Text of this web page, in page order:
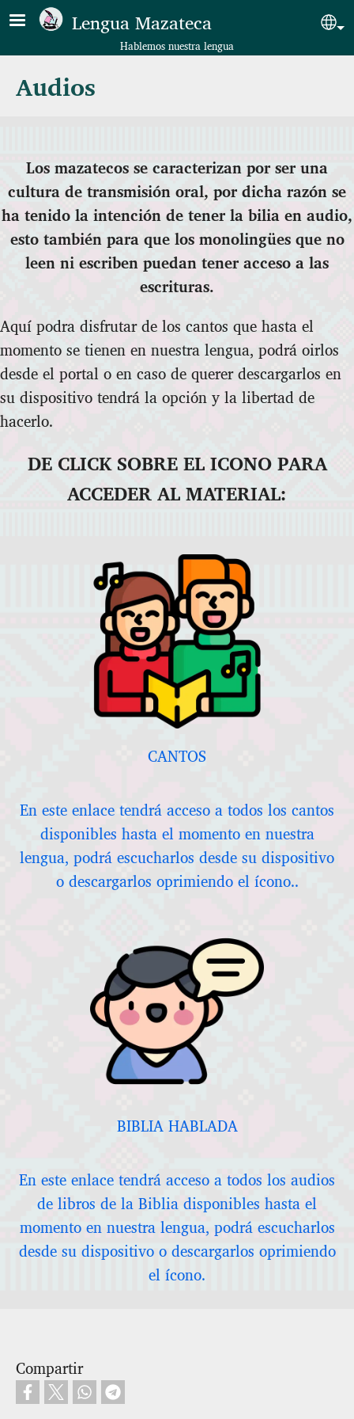
Pasar al contenido principal
Lengua Mazateca
Hablemos nuestra lengua
Audios
Los mazatecos se caracterizan por ser una
cultura de transmisión oral, por dicha razón se
ha tenido la intención de tener la bilia en audio,
esto también para que los monolingües que no
leen ni escriben puedan tener acceso a las
escrituras.
Aquí podra disfrutar de los cantos que hasta el
momento se tienen en nuestra lengua, podrá oirlos
desde el portal o en caso de querer descargarlos en
su dispositivo tendrá la opción y la libertad de
hacerlo.
DE CLICK SOBRE EL ICONO PARA
ACCEDER AL MATERIAL:
CANTOS
En este enlace tendrá acceso a todos los cantos
disponibles hasta el momento en nuestra
lengua, podrá escucharlos desde su dispositivo
o descargarlos oprimiendo el ícono..
BIBLIA HABLADA
En este enlace tendrá acceso a todos los audios
de libros de la Biblia disponibles hasta el
momento en nuestra lengua, podrá escucharlos
desde su dispositivo o descargarlos oprimiendo
el ícono.
Compartir